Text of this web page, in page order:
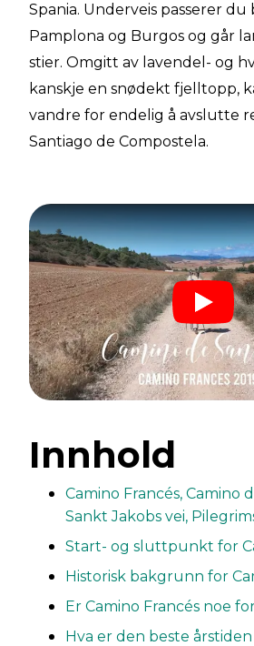
Spania. Underveis passerer du
Pamplona og Burgos og går
stier. Omgitt av lavendel- og
kanskje en snødekt fjelltopp,
vandre for endelig å avslutte
Santiago de Compostela.
Innhold
Camino Francés, Camino
Sankt Jakobs vei,
Start- og sluttpunkt for
Historisk bakgrunn for
Er Camino Francés noe
Hva er den beste